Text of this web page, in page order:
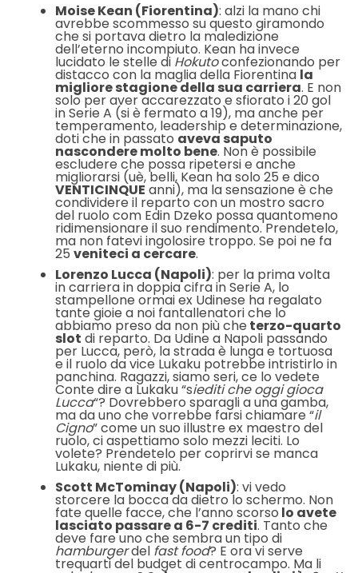
Moise Kean (Fiorentina): alzi la mano chi
avrebbe scommesso su questo giramondo
che si portava dietro la maledizione
dell’eterno incompiuto. Kean ha invece
lucidato le stelle di Hokutoconfezionando per
distacco con la maglia della Fiorentina la
migliore stagione della sua carriera. E non
solo per aver accarezzato e sfiorato i 20 gol
in Serie A (si è fermato a 19), ma anche per
temperamento, leadership e determinazione,
doti che in passato aveva saputo
nascondere molto bene. Non è possibile
escludere che possa ripetersi e anche
migliorarsi (uè, belli, Kean ha solo 25 e dico
VENTICINQUE anni), ma la sensazione è che
condividere il reparto con un mostro sacro
del ruolo com Edin Dzeko possa quantomeno
ridimensionare il suo rendimento. Prendetelo,
ma non fatevi ingolosire troppo. Se poi ne fa
25 veniteci a cercare.
Lorenzo Lucca (Napoli): per la prima volta
in carriera in doppia cifra in Serie A, lo
stampellone ormai ex Udinese ha regalato
tante gioie a noi fantallenatori che lo
abbiamo preso da non più che terzo-quarto
slot di reparto. Da Udine a Napoli passando
per Lucca, però, la strada è lunga e tortuosa
e il ruolo da vice Lukaku potrebbe intristirlo in
panchina. Ragazzi, siamo seri, ce lo vedete
Conte dire a Lukaku “siediti che oggi gioca
Lucca“? Dovrebbero sparagli a una gamba,
ma da uno che vorrebbe farsi chiamare “il
Cigno” come un suo illustre ex maestro del
ruolo, ci aspettiamo solo mezzi leciti. Lo
volete? Prendetelo per coprirvi se manca
Lukaku, niente di più.
Scott McTominay (Napoli): vi vedo
storcere la bocca da dietro lo schermo. Non
fate quelle facce, che l’anno scorso lo avete
lasciato passare a 6-7 crediti. Tanto che
deve fare uno che sembra un tipo di
hamburgerdelfast food? E ora vi serve
trequarti del budget di centrocampo. Ma li